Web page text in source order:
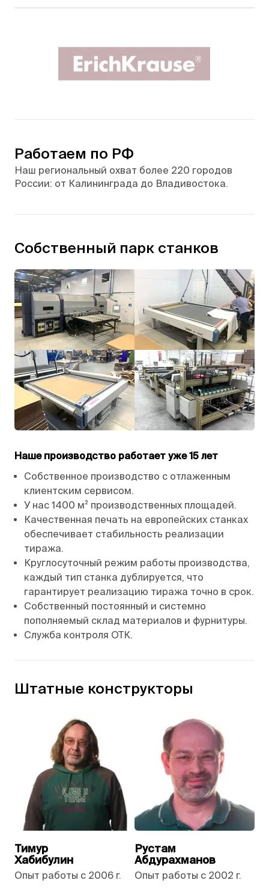
Работаем по РФ
Наш региональный охват более 220 городов
России: от Калининграда до Владивостока.
Собственный парк станков
Наше производство работает уже 15 лет
Собственное производство с отлаженным
клиентским сервисом.
У нас 1400 м² производственных площадей.
Качественная печать на европейских станках
обеспечивает стабильность реализации
тиража.
Круглосуточный режим работы производства,
каждый тип станка дублируется, что
гарантирует реализацию тиража точно в срок.
Собственный постоянный и системно
пополняемый склад материалов и фурнитуры.
Служба контроля ОТК.
Штатные конструкторы
Тимур
Хабибулин
Опыт работы с 2006 г.
Рустам
Абдурахманов
Опыт работы с 2002 г.